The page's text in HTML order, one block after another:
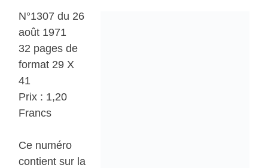
N°1307 du 26
août 1971
32 pages de
format 29 X
41
Prix : 1,20
Francs
Ce numéro
contient sur la